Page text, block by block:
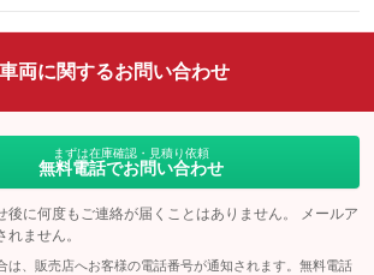
両に関するお問い合わせ
まずは在庫確認・見積り依頼
無料電話でお問い合わせ
後に何度もご連絡が届くことはありません。 メールア
れません。
、販売店へお客様の電話番号が通知されます。無料電話